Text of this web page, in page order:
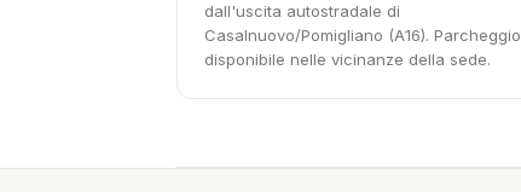
dall'uscita autostradale di
Casalnuovo/Pomigliano (A16). Parcheggio
disponibile nelle vicinanze della sede.